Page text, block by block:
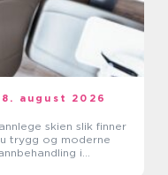
august 2026
skien slik finner
trygg og moderne
i